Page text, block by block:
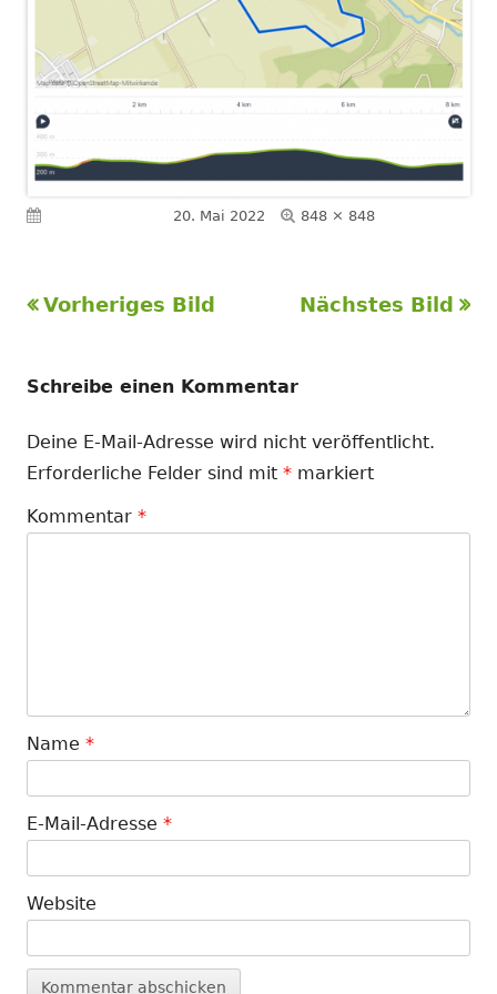
20. Mai 2022 Volle
848 × 848
Vorheriges Bild Nächstes Bild
Schreibe einen Kommentar
Deine E-Mail-Adresse wird nicht veröffentlicht.
Erforderliche Felder sind mit * markiert
Kommentar *
Name *
E-Mail-Adresse *
Website